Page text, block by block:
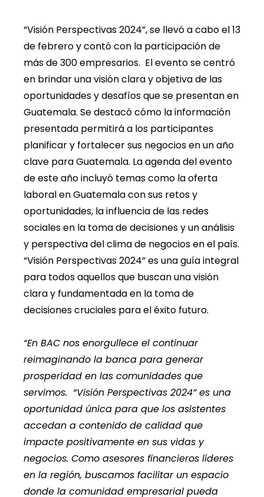
“Visión Perspectivas 2024”, se llevó a cabo el 13
de febrero y contó con la participación de
más de 300 empresarios. El evento se centró
en brindar una visión clara y objetiva de las
oportunidades y desafíos que se presentan en
Guatemala. Se destacó cómo la información
presentada permitirá a los participantes
planificar y fortalecer sus negocios en un año
clave para Guatemala. La agenda del evento
de este año incluyó temas como la oferta
laboral en Guatemala con sus retos y
oportunidades, la influencia de las redes
sociales en la toma de decisiones y un análisis
y perspectiva del clima de negocios en el país.
“Visión Perspectivas 2024” es una guía integral
para todos aquellos que buscan una visión
clara y fundamentada en la toma de
decisiones cruciales para el éxito futuro.
“En BAC nos enorgullece el continuar
reimaginando la banca para generar
prosperidad en las comunidades que
servimos. “Visión Perspectivas 2024” es una
oportunidad única para que los asistentes
accedan a contenido de calidad que
impacte positivamente en sus vidas y
negocios. Como asesores financieros líderes
en la región, buscamos facilitar un espacio
donde la comunidad empresarial pueda